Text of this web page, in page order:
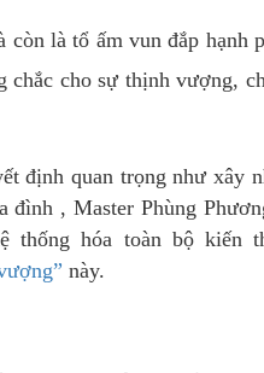
là tổ ấm vun đắp hạnh
cho sự thịnh vượng,
định quan trọng như xây
đình , Master Phùng
thống hóa toàn bộ kiến
này.